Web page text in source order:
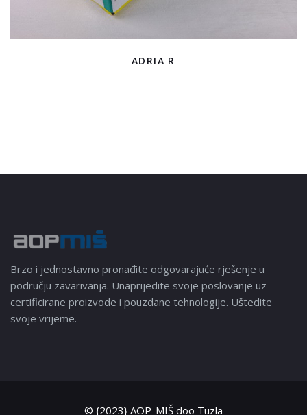
ADRIA R
Brzo i jednostavno pronađite odgovarajuće rješenje u
području zavarivanja. Unaprijedite svoje poslovanje uz
certificirane proizvode i pouzdane tehnologije. Uštedite
svoje vrijeme.
© {2023} AOP-MIŠ doo Tuzla